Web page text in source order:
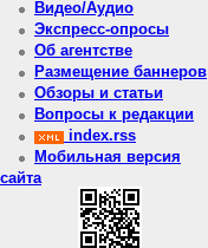
Видео/Аудио
Экспресс-опросы
Об агентстве
Размещение баннеров
Обзоры и статьи
Вопросы к редакции
index.rss
Мобильная версия
сайта